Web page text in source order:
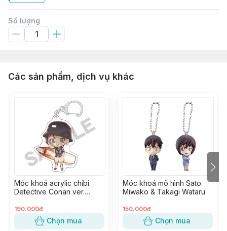
Số lượng
Các sản phẩm, dịch vụ khác
Móc khoá acrylic chibi
Detective Conan ver.
190.000đ
Chọn mua
Móc khoá mô hình Sato
Miwako & Takagi Wataru
150.000đ
Chọn mua